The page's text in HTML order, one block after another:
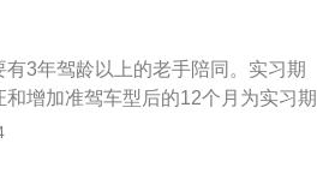
力，共享汽车成为了出行的首选，
租车来说，共享汽车的收费价格要
，租用人必须年满18岁，能够独立
驶资格，因为现在大多数的共享汽车
册人使用，不可以借给他人使用。
3年驾龄以上的老手陪同。实习期
增加准驾车型后的12个月为实习期
内)。如果实习期被延长，“初次领